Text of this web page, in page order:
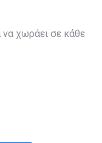
να χωράει σε κάθε